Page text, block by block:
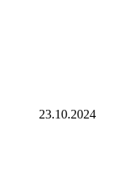
23.10.2024